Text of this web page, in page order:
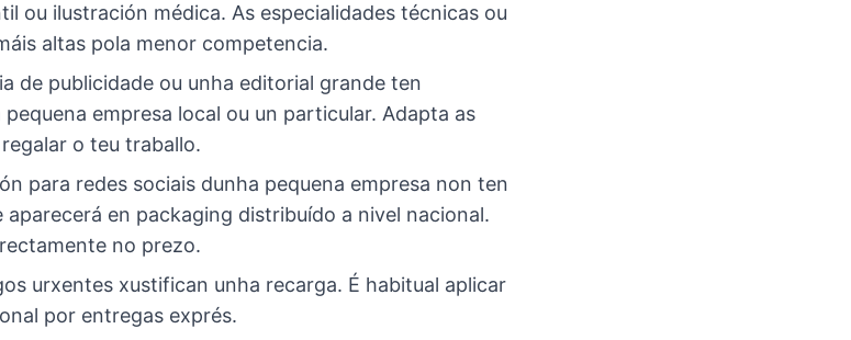
ou ilustración médica. As especialidades técnicas ou
altas pola menor competencia.
de publicidade ou unha editorial grande ten
empresa local ou un particular. Adapta as
o teu traballo.
para redes sociais dunha pequena empresa non ten
aparecerá en packaging distribuído a nivel nacional.
no prezo.
urxentes xustifican unha recarga. É habitual aplicar
por entregas exprés.